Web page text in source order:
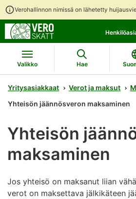
Verohallinnon nimissä on lähetetty
koko
hakuun
Valikko Hae
Yritysasiakkaat Verot ja maksut
Yhteisön jäännösveron maksaminen
Yhteisön
maksaminen
Jos yhteisö on maksanut liian
verot on maksettava jälkikäteen